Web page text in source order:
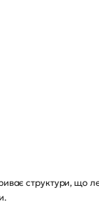
структури, що